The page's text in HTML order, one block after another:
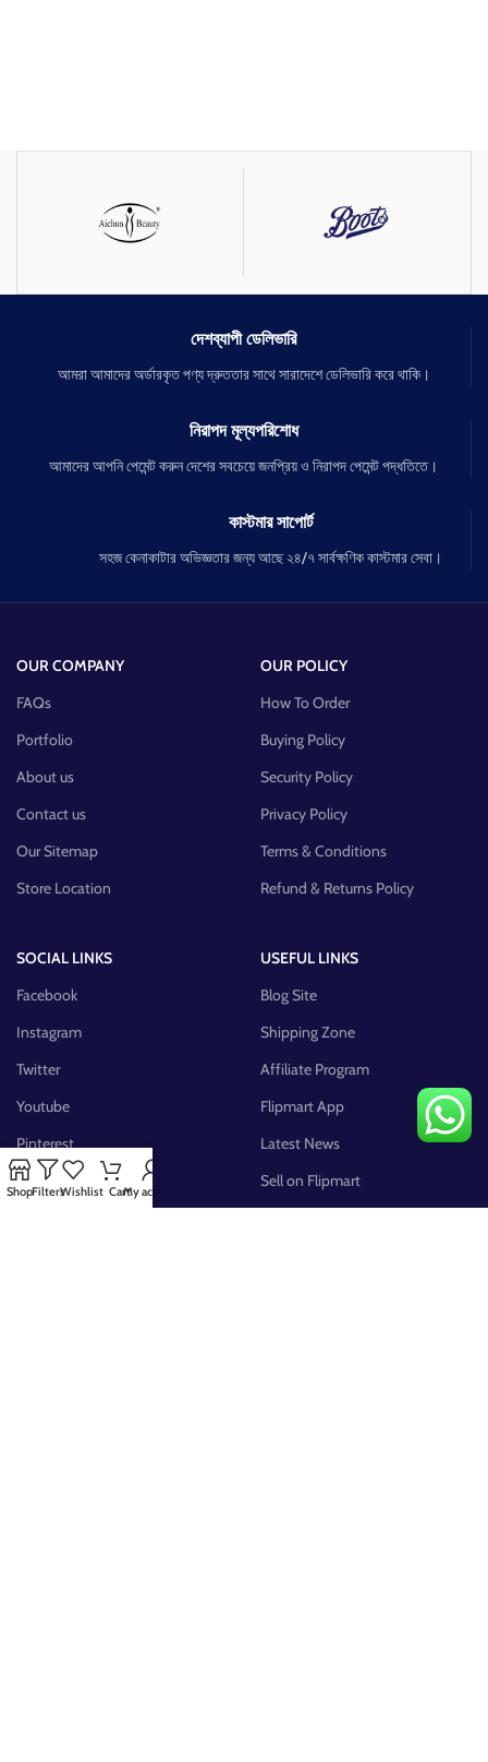
দেশব্যাপী ডেলিভারি
আমরা আমাদের অর্ডারকৃত পণ্য দ্রুততার সাথে সারাদেশে ডেলিভারি করে থাকি।
নিরাপদ মূল্যপরিশোধ
আমাদের আপনি পেমেন্ট করুন দেশের সবচেয়ে জনপ্রিয় ও নিরাপদ পেমেন্ট পদ্ধতিতে।
কাস্টমার সাপোর্ট
সহজ কেনাকাটার অভিজ্ঞতার জন্য আছে ২৪/৭ সার্বক্ষণিক কাস্টমার সেবা।
OUR COMPANY
FAQs
Portfolio
About us
Contact us
Our Sitemap
Store Location
OUR POLICY
How To Order
Buying Policy
Security Policy
Privacy Policy
Terms & Conditions
Refund & Returns Policy
SOCIAL LINKS
Facebook
Instagram
Twitter
Youtube
Pinterest
FB Group
USEFUL LINKS
Blog Site
Shipping Zone
Affiliate Program
Flipmart App
Latest News
Sell on Flipmart
ShopFiltersWishlist CartMy account